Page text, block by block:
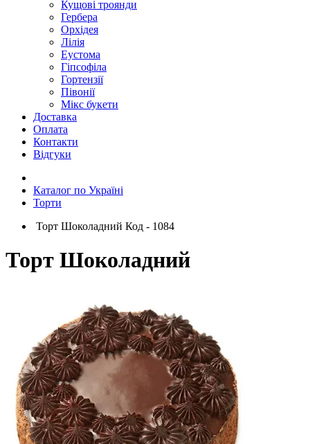
Кущові троянди
Гербера
Орхідея
Лілія
Еустома
Гіпсофіла
Гортензії
Півонії
Мікс букети
Доставка
Оплата
Контакти
Відгуки
Каталог по Україні
Торти
Торт Шоколадний Код - 1084
Торт Шоколадний